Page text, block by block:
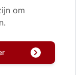
Direct leverbaar!
om